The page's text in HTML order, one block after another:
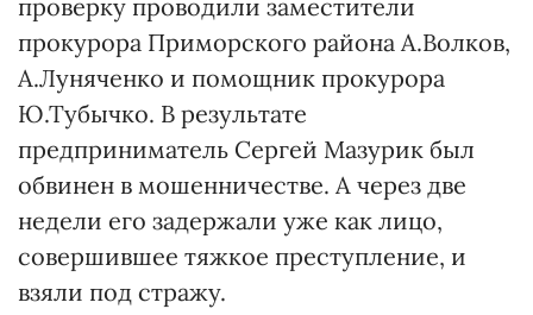
проверку проводили заместители
прокурора Приморского района А.Волков,
А.Луняченко и помощник прокурора
Ю.Тубычко. В результате
предприниматель Сергей Мазурик был
обвинен в мошенничестве. А через две
недели его задержали уже как лицо,
совершившее тяжкое преступление, и
взяли под стражу.